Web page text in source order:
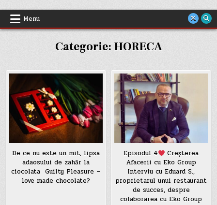
Menu
Categorie: HORECA
De ce nu este un mit, lipsa
adaosului de zahăr la
ciocolata Guilty Pleasure –
love made chocolate?
Episodul 4
Creșterea
Afacerii cu Eko Group
Interviu cu Eduard S.,
proprietarul unui restaurant
de succes, despre
colaborarea cu Eko Group